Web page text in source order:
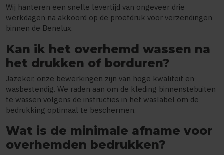
Wij hanteren een snelle levertijd van ongeveer drie
werkdagen na akkoord op de proefdruk voor verzendingen
binnen de Benelux.
Kan ik het overhemd wassen na
het drukken of borduren?
Jazeker, onze bewerkingen zijn van hoge kwaliteit en
wasbestendig. We raden aan om de kleding binnenstebuiten
te wassen volgens de instructies in het waslabel om de
bedrukking optimaal te beschermen.
Wat is de minimale afname voor
overhemden bedrukken?